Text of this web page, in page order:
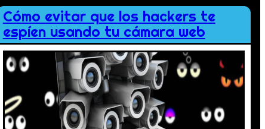
Cómo evitar que los hackers te
espíen usando tu cámara web